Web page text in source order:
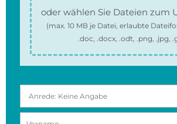
oder wählen Sie Dateien zum
(max. 10 MBje Datei, erlaubte
.doc, .docx, .odt, .png, .jpg,